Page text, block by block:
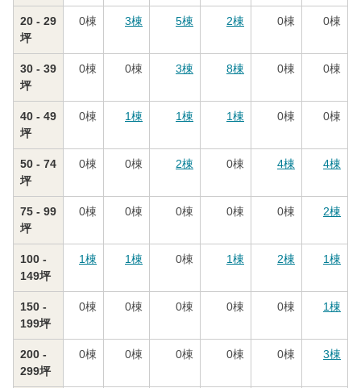
20 - 29
坪
0棟 3棟 5棟 2棟 0棟 0棟
30 - 39
坪
0棟 0棟 3棟 8棟 0棟 0棟
40 - 49
坪
0棟 1棟 1棟 1棟 0棟 0棟
50 - 74
坪
0棟 0棟 2棟 0棟 4棟 4棟
75 - 99
坪
0棟 0棟 0棟 0棟 0棟 2棟
100 -
149坪
1棟 1棟 0棟 1棟 2棟 1棟
150 -
199坪
0棟 0棟 0棟 0棟 0棟 1棟
200 -
299坪
0棟 0棟 0棟 0棟 0棟 3棟